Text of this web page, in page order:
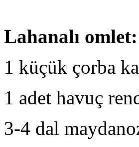
Lahanalı omlet:
1 küçük çorba
1 adet havuç
3-4 dal